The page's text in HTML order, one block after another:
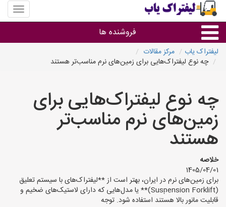
منوی
سایت
یاب
فروشنده ها
گروه ها
استان ها
لیفتراک یاب
مرکز مقالات
چه نوع لیفتراک‌هایی برای زمین‌های نرم مناسب‌تر هستند
چه نوع لیفتراک‌هایی برای
زمین‌های نرم مناسب‌تر
هستند
خلاصه
1405/04/01
برای زمین‌های نرم در ایران، بهتر است از **لیفتراک‌های با سیستم تعلیق
(Suspension Forklift)** یا مدل‌هایی که دارای لاستیک‌های ضخیم و
قابلیت مانور بالا هستند استفاده شود. توجه